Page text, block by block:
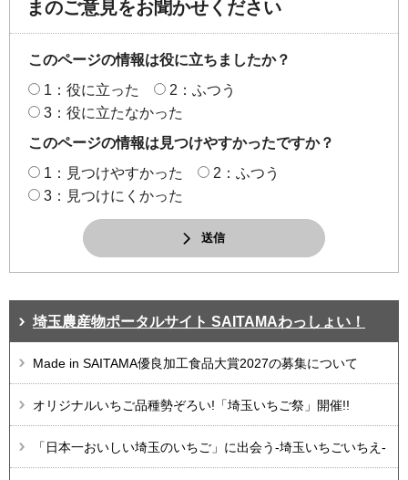
まのご意見をお聞かせください
このページの情報は役に立ちましたか？
1：役に立った
2：ふつう
3：役に立たなかった
このページの情報は見つけやすかったですか？
1：見つけやすかった
2：ふつう
3：見つけにくかった
送信
埼玉農産物ポータルサイト SAITAMAわっしょい！
Made in SAITAMA優良加工食品大賞2027の募集について
オリジナルいちご品種勢ぞろい!「埼玉いちご祭」開催!!
「日本一おいしい埼玉のいちご」に出会う-埼玉いちごいちえ-